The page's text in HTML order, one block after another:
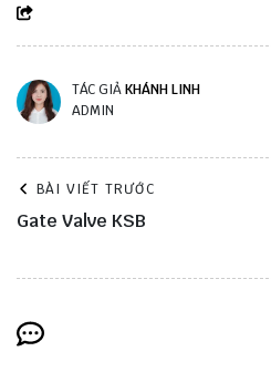
TÁC GIẢKHÁNH LINH
ADMIN
BÀI VIẾT TRƯỚC
Gate Valve KSB